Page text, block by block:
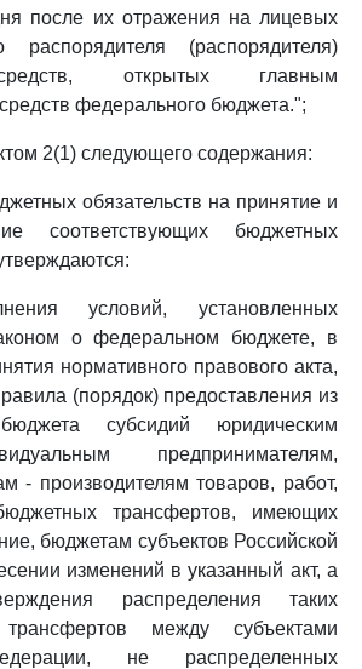
после их отражения на лицевых
распорядителя (распорядителя)
открытых главным
федерального бюджета.";
2(1) следующего содержания:
обязательств на принятие и
соответствующих бюджетных
условий, установленных
о федеральном бюджете, в
нормативного правового акта,
(порядок) предоставления из
субсидий юридическим
предпринимателям,
- производителям товаров, работ,
трансфертов, имеющих
бюджетам субъектов Российской
изменений в указанный акт, а
распределения таких
между субъектами
не распределенных